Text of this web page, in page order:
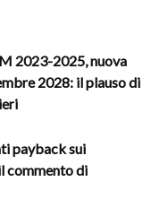
2023-2025, nuova
2028: il plauso di
payback sui
commento di